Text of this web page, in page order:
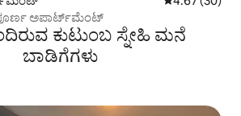
ಅಪಾರ್ಟ್‌ಮೆಂಟ್
ಕುಟುಂಬ ಸ್ನೇಹಿ ಮನೆ
ಬಾಡಿಗೆಗಳು